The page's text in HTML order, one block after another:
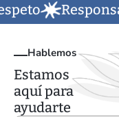
Hablemos
Estamos
aquí para
ayudarte